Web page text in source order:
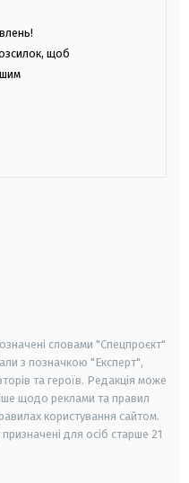
щоб
словами "Спецпроєкт"
з позначкою "Експерт",
та героїв. Редакція може
щодо реклами та правил
користування сайтом.
для осіб старше 21